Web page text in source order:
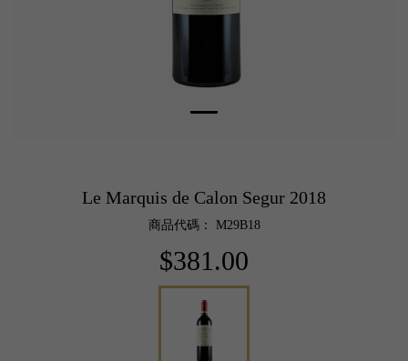
Le Marquis de Calon Segur 2018
商品代碼： M29B18
$381.00